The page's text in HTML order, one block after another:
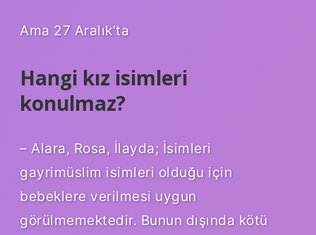
Ama 27 Aralık’ta
Hangi kız isimleri
konulmaz?
– Alara, Rosa, İlayda; İsimleri
gayrimüslim isimleri olduğu için
bebeklere verilmesi uygun
görülmemektedir. Bunun dışında kötü